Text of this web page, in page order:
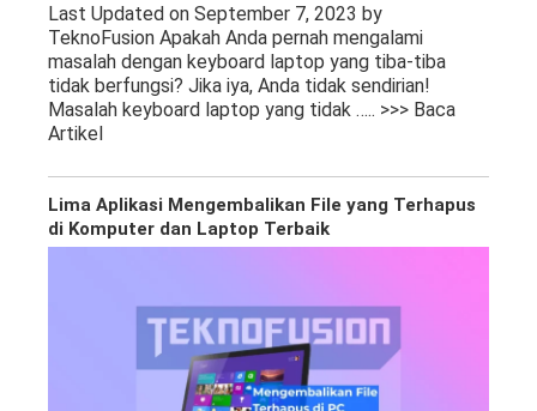
Last Updated on September 7, 2023 by
TeknoFusion Apakah Anda pernah mengalami
masalah dengan keyboard laptop yang tiba-tiba
tidak berfungsi? Jika iya, Anda tidak sendirian!
Masalah keyboard laptop yang tidak ….. >>> Baca
Artikel
Lima Aplikasi Mengembalikan File yang Terhapus
di Komputer dan Laptop Terbaik